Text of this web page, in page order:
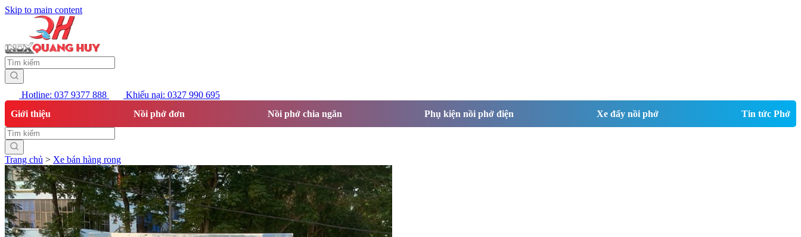
Skip to main content
Hotline: 037 9377 888
Khiếu nại: 0327 990 695
Giới thiệu
Nồi phở đơn Nồi phở chia ngăn Phụ kiện nồi phở điện Xe đẩy nồi phở Tin tức Phở
Trang chủ > Xe bán hàng rong